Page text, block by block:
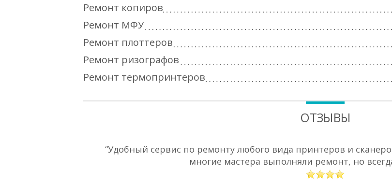
Ремонт копиров
Ремонт МФУ
Ремонт плоттеров
Ремонт ризографов
Ремонт термопринтеров
ОТЗЫВЫ
“Удобный сервис по ремонту любого вида принтеров и
многие мастера выполняли ремонт, но